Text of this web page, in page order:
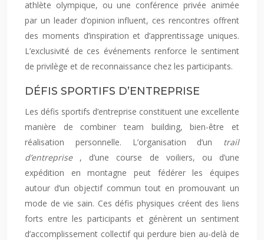
athlète olympique, ou une conférence privée animée
par un leader d’opinion influent, ces rencontres offrent
des moments d’inspiration et d’apprentissage uniques.
L’exclusivité de ces événements renforce le sentiment
de privilège et de reconnaissance chez les participants.
DÉFIS SPORTIFS D’ENTREPRISE
Les défis sportifs d’entreprise constituent une excellente
manière de combiner team building, bien-être et
réalisation personnelle. L’organisation d’un trail
d’entreprise , d’une course de voiliers, ou d’une
expédition en montagne peut fédérer les équipes
autour d’un objectif commun tout en promouvant un
mode de vie sain. Ces défis physiques créent des liens
forts entre les participants et génèrent un sentiment
d’accomplissement collectif qui perdure bien au-delà de